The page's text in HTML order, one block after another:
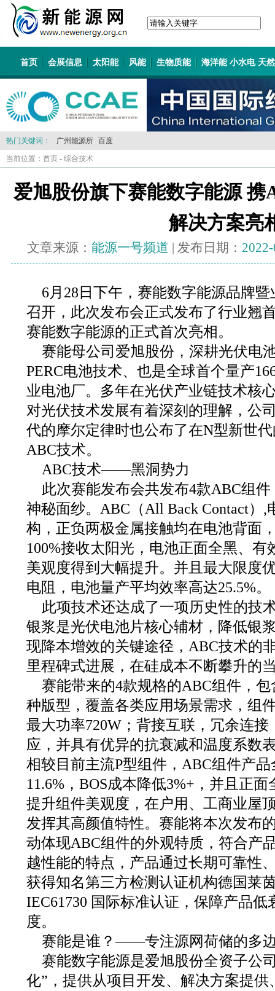
首页 会展信息 太阳能 风能 生物质能 海洋能 小水电 天
热门关键词： 广州能源所 百度
当前位置： 首页 - 综合技术
爱旭股份旗下赛能数字能源 携
解决方案亮
文章来源： 能源一号频道 | 发布日期：
6月28日下午，赛能数字能源品牌
召开，此次发布会正式发布了行业翘
赛能数字能源的正式首次亮相。
赛能母公司爱旭股份，深耕光伏电
PERC电池技术、也是全球首个量产
业电池厂。多年在光伏产业链技术核
对光伏技术发展有着深刻的理解，公
代的摩尔定律时也公布了在N型新世
ABC技术。
ABC技术——黑洞势力
此次赛能发布会共发布4款ABC组
神秘面纱。ABC（All Back Contact）,
构，正负两极金属接触均在电池背面
100%接收太阳光，电池正面全黑、
美观度得到大幅提升。并且最大限度
电阻，电池量产平均效率高达25.5%。
此项技术还达成了一项历史性的技
银浆是光伏电池片核心辅材，降低银
现降本增效的关键途径，ABC技术的
里程碑式进展，在硅成本不断攀升的
赛能带来的4款规格的ABC组件，包
种版型，覆盖各类应用场景需求，组
最大功率720W；背接互联，冗余连
应，并具有优异的抗衰减和温度系数
相较目前主流P型组件，ABC组件产
11.6%，BOS成本降低3%+，并且正
提升组件美观度，在户用、工商业屋
发挥其高颜值特性。赛能将本次发布
动体现ABC组件的外观特质，符合产
越性能的特点，产品通过长期可靠性
获得知名第三方检测认证机构德国莱
IEC61730 国际标准认证，保障产品
度。
赛能是谁？——专注源网荷储的多
赛能数字能源是爱旭股份全资子公
化”，提供从项目开发、解决方案提供